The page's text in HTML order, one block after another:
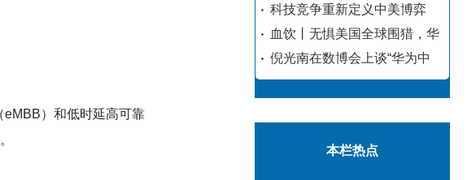
）和低时延高可靠
科技竞争重新定义中美博弈
血饮丨无惧美国全球围猎，华
倪光南在数博会上谈“华为中
本栏热点